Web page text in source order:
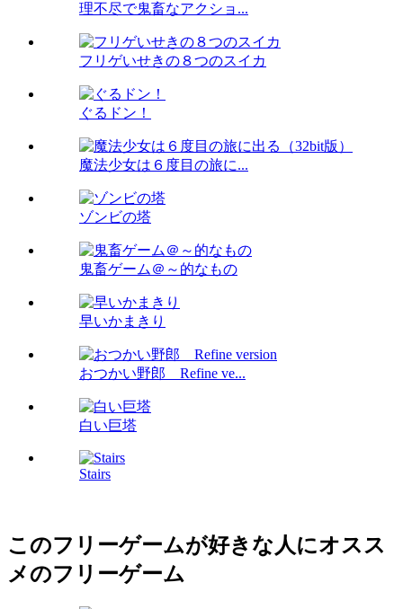
理不尽で鬼畜なアクショ...
フリゲいせきの８つのスイカ
ぐるドン！
魔法少女は６度目の旅に...
ゾンビの塔
鬼畜ゲーム＠～的なもの
早いかまきり
おつかい野郎 Refine ve...
白い巨塔
Stairs
このフリーゲームが好きな人にオスス
メのフリーゲーム